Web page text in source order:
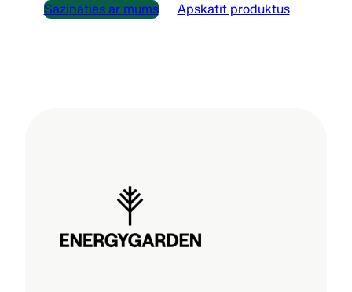
Sazināties ar mums Apskatīt produktus